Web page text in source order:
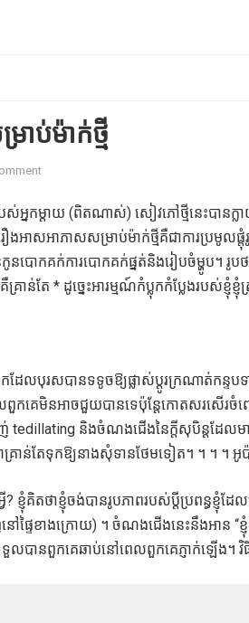
ាប់ម៉ាក់ថ្មី
ស់អ្នកម្តាយ (ពិតណាស់) សៀវភៅថ្មីនេះបាន
ឿងអាសអាភាសសម្រាប់ម៉ាក់ថ្មីគឺជាការប្រមូល
នកូនបោកគក់ការបោកគក់ផ្នត់និងរៀបចំម្ហូប។
តែ * ដូច្នេះអារម្មណ៍កំប្លុកកំប្លែងរបស់ខ្ញុំខ្ញុំ
ែលបុរសបានទទូចឱ្យផ្លាស់ប្តូរក្រណាត់កន្ទ
ពួកគេមិនអាចជួយបានទេប៉ុន្តែកោតសរសើរចំ
ញ់ tedillating និងចំណងជើងនៃក្តីសុបិន្តដែលមា
គ្រាន់តែទុកឱ្យនាងសុំទានថែមទៀត។ ។ ។ ។ អូ
ខ្ញុំគិតថាខ្ញុំចង់បានរូបភាពរបស់ប្តីប្រពន្ធខ្ញុំ
ទៃខាងក្រោយ) ។ ចំណងជើងនេះនឹងអាន “ខ្ញុំ
ទួលបានពួកគេឆាប់នៅពេលពួកគេភ្ញាក់ឡើង។